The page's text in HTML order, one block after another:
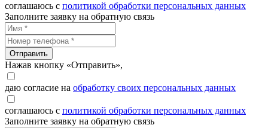
соглашаюсь с политикой обработки персональных данных
Заполните заявку на обратную связь
Отправить
Нажав кнопку «Отправить»,
даю согласие на обработку своих персональных данных
соглашаюсь с политикой обработки персональных данных
Заполните заявку на обратную связь